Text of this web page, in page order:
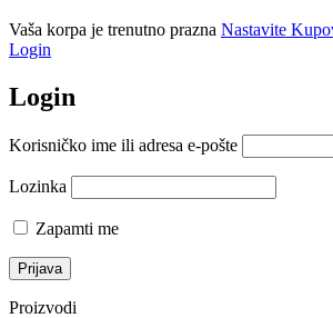
Vaša korpa je trenutno prazna Nastavite
Login
Login
Korisničko ime ili adresa e-pošte
Lozinka
Zapamti me
Proizvodi